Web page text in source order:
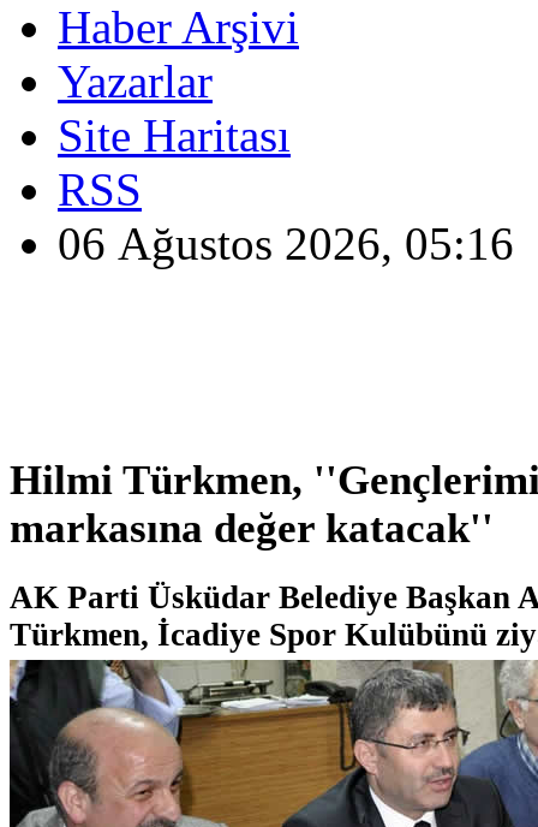
Haber Arşivi
Yazarlar
Site Haritası
RSS
06 Ağustos 2026, 05:16
Hilmi Türkmen,
markasına değer katacak''
AK Parti Üsküdar Belediye Başkan
Türkmen, İcadiye Spor Kulübünü